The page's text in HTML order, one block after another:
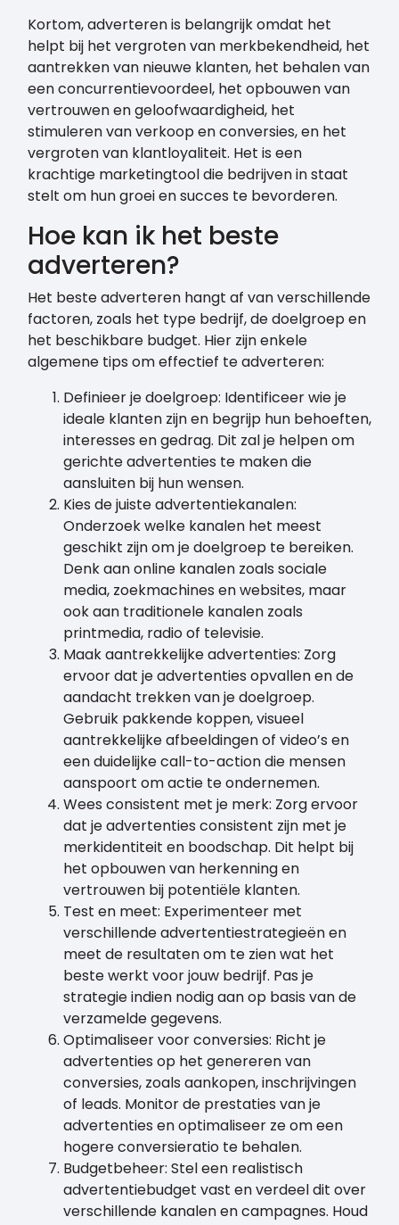
Kortom, adverteren is belangrijk omdat het
helpt bij het vergroten van merkbekendheid, het
aantrekken van nieuwe klanten, het behalen van
een concurrentievoordeel, het opbouwen van
vertrouwen en geloofwaardigheid, het
stimuleren van verkoop en conversies, en het
vergroten van klantloyaliteit. Het is een
krachtige marketingtool die bedrijven in staat
stelt om hun groei en succes te bevorderen.
Hoe kan ik het beste
adverteren?
Het beste adverteren hangt af van verschillende
factoren, zoals het type bedrijf, de doelgroep en
het beschikbare budget. Hier zijn enkele
algemene tips om effectief te adverteren:
Definieer je doelgroep: Identificeer wie je
ideale klanten zijn en begrijp hun behoeften,
interesses en gedrag. Dit zal je helpen om
gerichte advertenties te maken die
aansluiten bij hun wensen.
Kies de juiste advertentiekanalen:
Onderzoek welke kanalen het meest
geschikt zijn om je doelgroep te bereiken.
Denk aan online kanalen zoals sociale
media, zoekmachines en websites, maar
ook aan traditionele kanalen zoals
printmedia, radio of televisie.
Maak aantrekkelijke advertenties: Zorg
ervoor dat je advertenties opvallen en de
aandacht trekken van je doelgroep.
Gebruik pakkende koppen, visueel
aantrekkelijke afbeeldingen of video’s en
een duidelijke call-to-action die mensen
aanspoort om actie te ondernemen.
Wees consistent met je merk: Zorg ervoor
dat je advertenties consistent zijn met je
merkidentiteit en boodschap. Dit helpt bij
het opbouwen van herkenning en
vertrouwen bij potentiële klanten.
Test en meet: Experimenteer met
verschillende advertentiestrategieën en
meet de resultaten om te zien wat het
beste werkt voor jouw bedrijf. Pas je
strategie indien nodig aan op basis van de
verzamelde gegevens.
Optimaliseer voor conversies: Richt je
advertenties op het genereren van
conversies, zoals aankopen, inschrijvingen
of leads. Monitor de prestaties van je
advertenties en optimaliseer ze om een
hogere conversieratio te behalen.
Budgetbeheer: Stel een realistisch
advertentiebudget vast en verdeel dit over
verschillende kanalen en campagnes. Houd